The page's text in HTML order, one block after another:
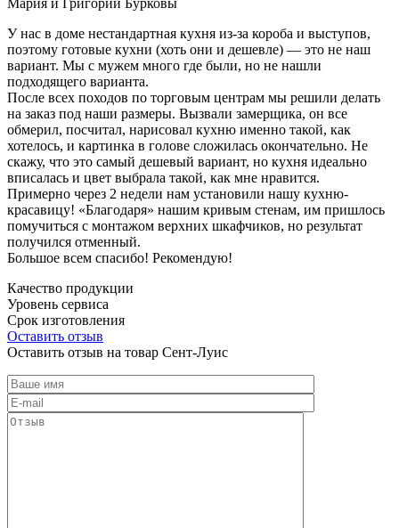
У нас в доме нестандартная кухня из-за короба и выступов,
поэтому готовые кухни (хоть они и дешевле) — это не наш
вариант. Мы с мужем много где были, но не нашли
подходящего варианта.
После всех походов по торговым центрам мы решили делать
на заказ под наши размеры. Вызвали замерщика, он все
обмерил, посчитал, нарисовал кухню именно такой, как
хотелось, и картинка в голове сложилась окончательно. Не
скажу, что это самый дешевый вариант, но кухня идеально
вписалась и цвет выбрала такой, как мне нравится.
Примерно через 2 недели нам установили нашу кухню-
красавицу! «Благодаря» нашим кривым стенам, им пришлось
помучиться с монтажом верхних шкафчиков, но результат
получился отменный.
Большое всем спасибо! Рекомендую!
Качество продукции
Уровень сервиса
Срок изготовления
Оставить отзыв
Оставить отзыв на товар Сент-Луис